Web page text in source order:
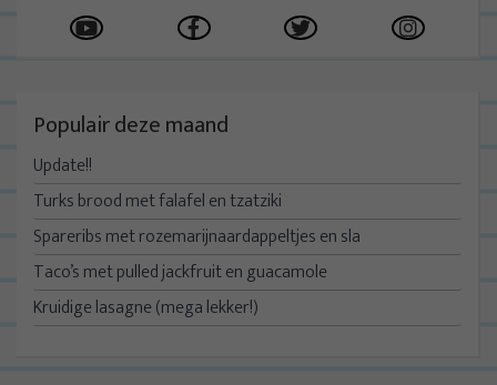
Populair deze maand
Update!!
Turks brood met falafel en tzatziki
Spareribs met rozemarijnaardappeltjes en sla
Taco’s met pulled jackfruit en guacamole
Kruidige lasagne (mega lekker!)